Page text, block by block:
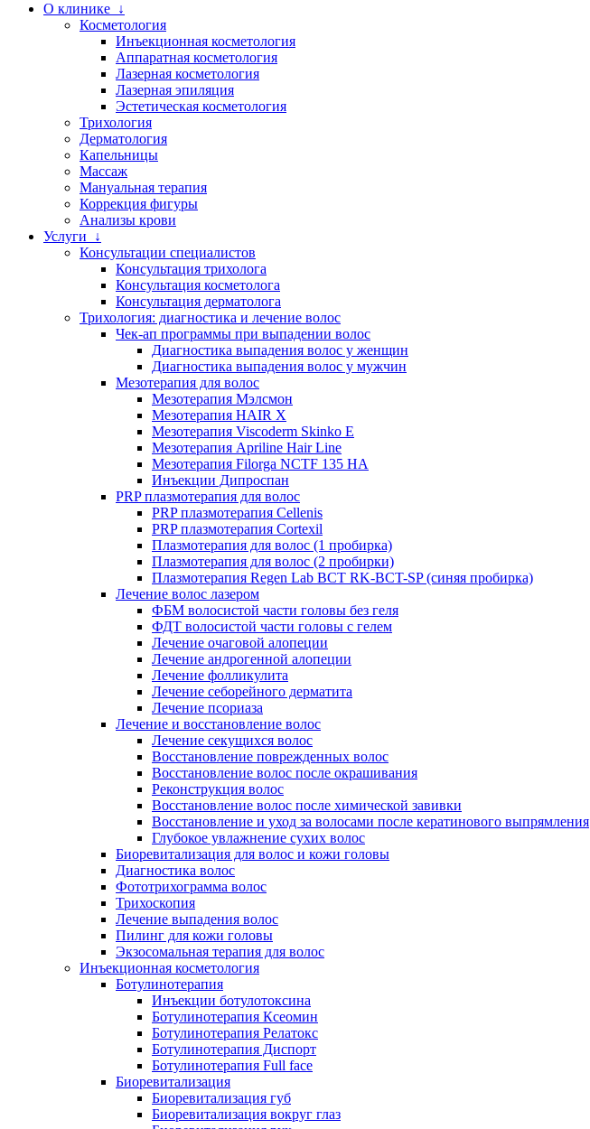
О клинике ↓
Косметология
Инъекционная косметология
Аппаратная косметология
Лазерная косметология
Лазерная эпиляция
Эстетическая косметология
Трихология
Дерматология
Капельницы
Массаж
Мануальная терапия
Коррекция фигуры
Анализы крови
Услуги ↓
Консультации специалистов
Консультация трихолога
Консультация косметолога
Консультация дерматолога
Трихология: диагностика и лечение волос
Чек-ап программы при выпадении волос
Диагностика выпадения волос у женщин
Диагностика выпадения волос у мужчин
Мезотерапия для волос
Мезотерапия Мэлсмон
Мезотерапия HAIR X
Мезотерапия Viscoderm Skinko E
Мезотерапия Apriline Hair Line
Мезотерапия Filorga NCTF 135 HA
Инъекции Дипроспан
PRP плазмотерапия для волос
PRP плазмотерапия Cellenis
PRP плазмотерапия Cortexil
Плазмотерапия для волос (1 пробирка)
Плазмотерапия для волос (2 пробирки)
Плазмотерапия Regen Lab BCT RK-BCT-SP (синяя пробирка)
Лечение волос лазером
ФБМ волосистой части головы без геля
ФДТ волосистой части головы с гелем
Лечение очаговой алопеции
Лечение андрогенной алопеции
Лечение фолликулита
Лечение себорейного дерматита
Лечение псориаза
Лечение и восстановление волос
Лечение секущихся волос
Восстановление поврежденных волос
Восстановление волос после окрашивания
Реконструкция волос
Восстановление волос после химической завивки
Восстановление и уход за волосами после кератинового выпрямления
Глубокое увлажнение сухих волос
Биоревитализация для волос и кожи головы
Диагностика волос
Фототрихограмма волос
Трихоскопия
Лечение выпадения волос
Пилинг для кожи головы
Экзосомальная терапия для волос
Инъекционная косметология
Ботулинотерапия
Инъекции ботулотоксина
Ботулинотерапия Ксеомин
Ботулинотерапия Релатокс
Ботулинотерапия Диспорт
Ботулинотерапия Full face
Биоревитализация
Биоревитализация губ
Биоревитализация вокруг глаз